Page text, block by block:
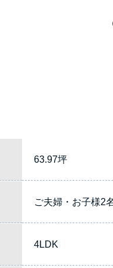
63.97坪
ご夫婦・お子様2
4LDK